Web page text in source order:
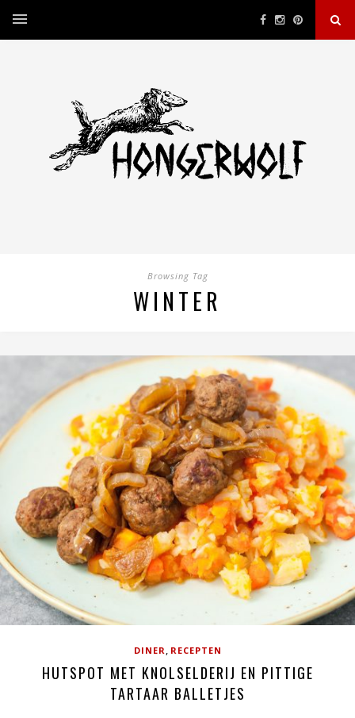
Browsing Tag
WINTER
DINER, RECEPTEN
HUTSPOT MET KNOLSELDERIJ EN PITTIGE
TARTAAR BALLETJES